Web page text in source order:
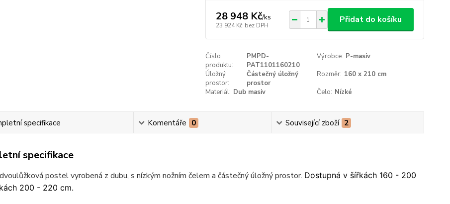
28 948 Kč/ks
23 924 Kč bez DPH
Přidat do košíku
Číslo
produktu:
PMPD-
PAT1101160210
Výrobce: P-masiv
Úložný
prostor:
Částečný úložný
prostor
Rozměr: 160 x 210 cm
Materiál: Dub masiv Čelo: Nízké
specifikace Komentáře 0 Související zboží 2
specifikace
postel vyrobená z dubu, s nízkým nožním čelem a částečný úložný prostor. Dostupná v šířkách 160 - 200
200 - 220 cm.